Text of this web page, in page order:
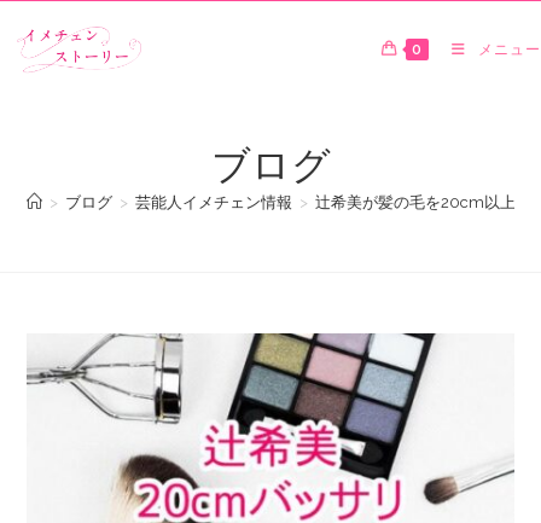
0 メニュー
ブログ
> ブログ > 芸能人イメチェン情報 > 辻希美が髪の毛を20cm以上も